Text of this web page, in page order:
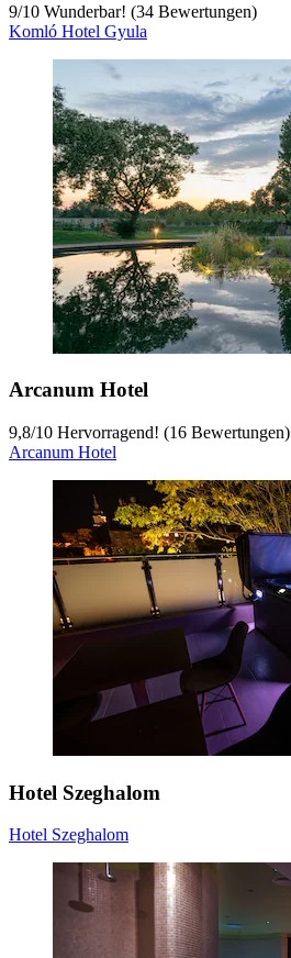
9/10 Wunderbar! (34 Bewertungen)
Komló Hotel Gyula
Arcanum Hotel
9,8/10 Hervorragend! (16 Bewertungen)
Arcanum Hotel
Hotel Szeghalom
Hotel Szeghalom